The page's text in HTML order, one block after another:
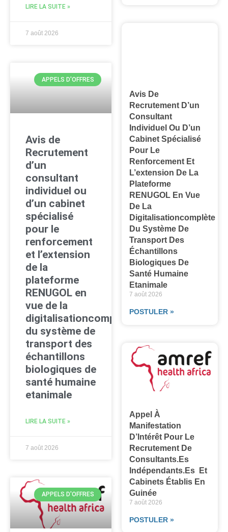
LIRE LA SUITE »
7 août 2026
APPELS D'OFFRES
Avis de
Recrutement
d’un
consultant
individuel ou
d’un cabinet
spécialisé
pour le
renforcement
et l’extension
de la
plateforme
RENUGOL en
vue de la
digitalisationcomplète
du système de
transport des
échantillons
biologiques de
santé humaine
etanimale
LIRE LA SUITE »
7 août 2026
APPELS D'OFFRES
Avis De
Recrutement D’un
Consultant
Individuel Ou D’un
Cabinet Spécialisé
Pour Le
Renforcement Et
L’extension De La
Plateforme
RENUGOL En Vue
De La
Digitalisationcomplète
Du Système De
Transport Des
Échantillons
Biologiques De
Santé Humaine
Etanimale
7 août 2026
POSTULER »
Appel À
Manifestation
D’Intérêt Pour Le
Recrutement De
Consultants.es
Indépendants.es Et
Cabinets Établis En
Guinée
7 août 2026
POSTULER »